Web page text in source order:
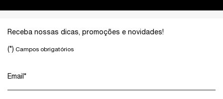
Receba nossas dicas, promoções e novidades!
(*) Campos obrigatórios
Email *